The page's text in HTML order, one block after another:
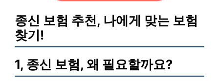
종신 보험 추천, 나에게 맞는 보험
찾기!
1, 종신 보험, 왜 필요할까요?